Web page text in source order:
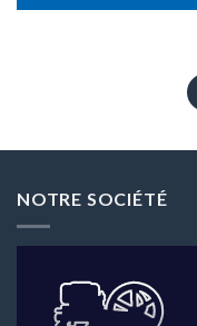
NOTRE SOCIÉTÉ